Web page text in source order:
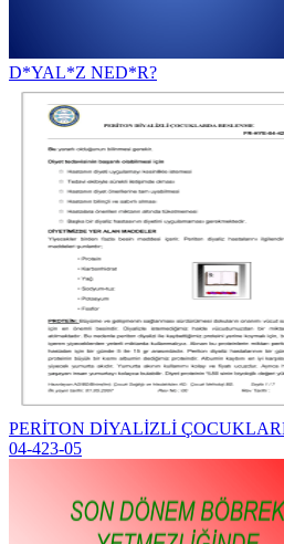
D*YAL*Z NED*R?
PERİTON DİYALİZLİ
04-423-05